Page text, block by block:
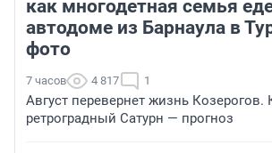
как многодетная семья
автодоме из Барнаула в
фото
7 часов 4 817 1
Август перевернет жизнь Козерогов.
ретроградный Сатурн — прогноз